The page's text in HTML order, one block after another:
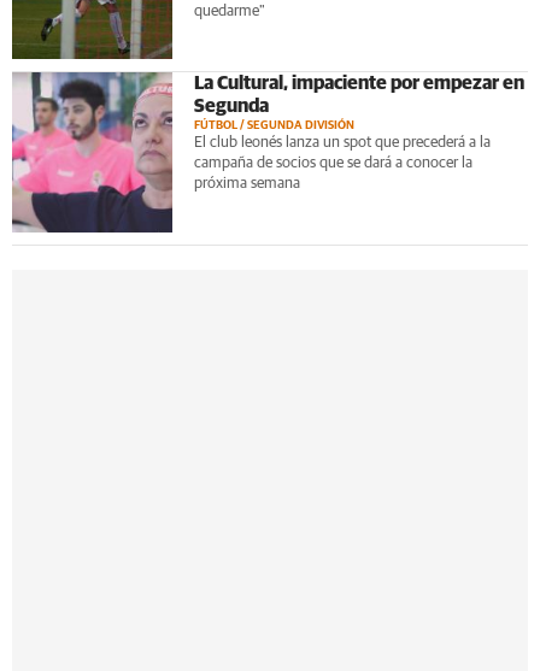
quedarme"
La Cultural, impaciente por empezar en
Segunda
FÚTBOL / SEGUNDA DIVISIÓN
El club leonés lanza un spot que precederá a la
campaña de socios que se dará a conocer la
próxima semana